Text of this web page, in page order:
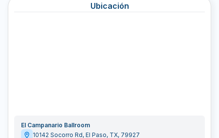
Ubicación
El Campanario Ballroom
10142 Socorro Rd, El Paso, TX, 79927